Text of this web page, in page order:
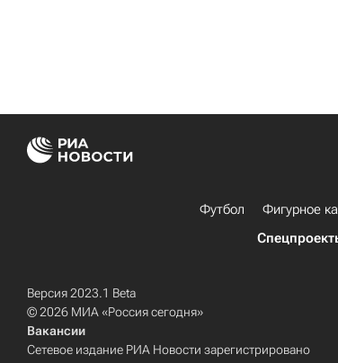
Футбол Фигурное
Версия 2023.1 Beta
© 2026 МИА «Россия сегодня»
Вакансии
Сетевое издание РИА Новости зарегистрировано